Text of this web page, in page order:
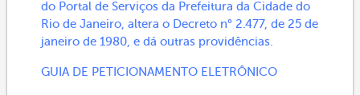
do Portal de Serviços da Prefeitura da Cidade do
Rio de Janeiro, altera o Decreto n° 2.477, de 25 de
janeiro de 1980, e dá outras providências.
GUIA DE PETICIONAMENTO ELETRÔNICO